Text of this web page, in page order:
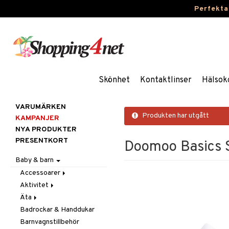
Skönhet Kontaktlinser
Produkten har utgått
Doomoo Basics
VARUMÄRKEN
KAMPANJER
NYA PRODUKTER
PRESENTKORT
Baby & barn
Accessoarer
För håret
Hattar & Mössor
Övrigt
Plånböcker
Aktivitet
Babygym
Babysitters
Bit & Skallra
Äta
Barnservis
Haklappar
Badrockar & Handdukar
Barnvagnstillbehör